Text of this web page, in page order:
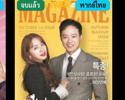
จบแล้ว พากย์ไทย